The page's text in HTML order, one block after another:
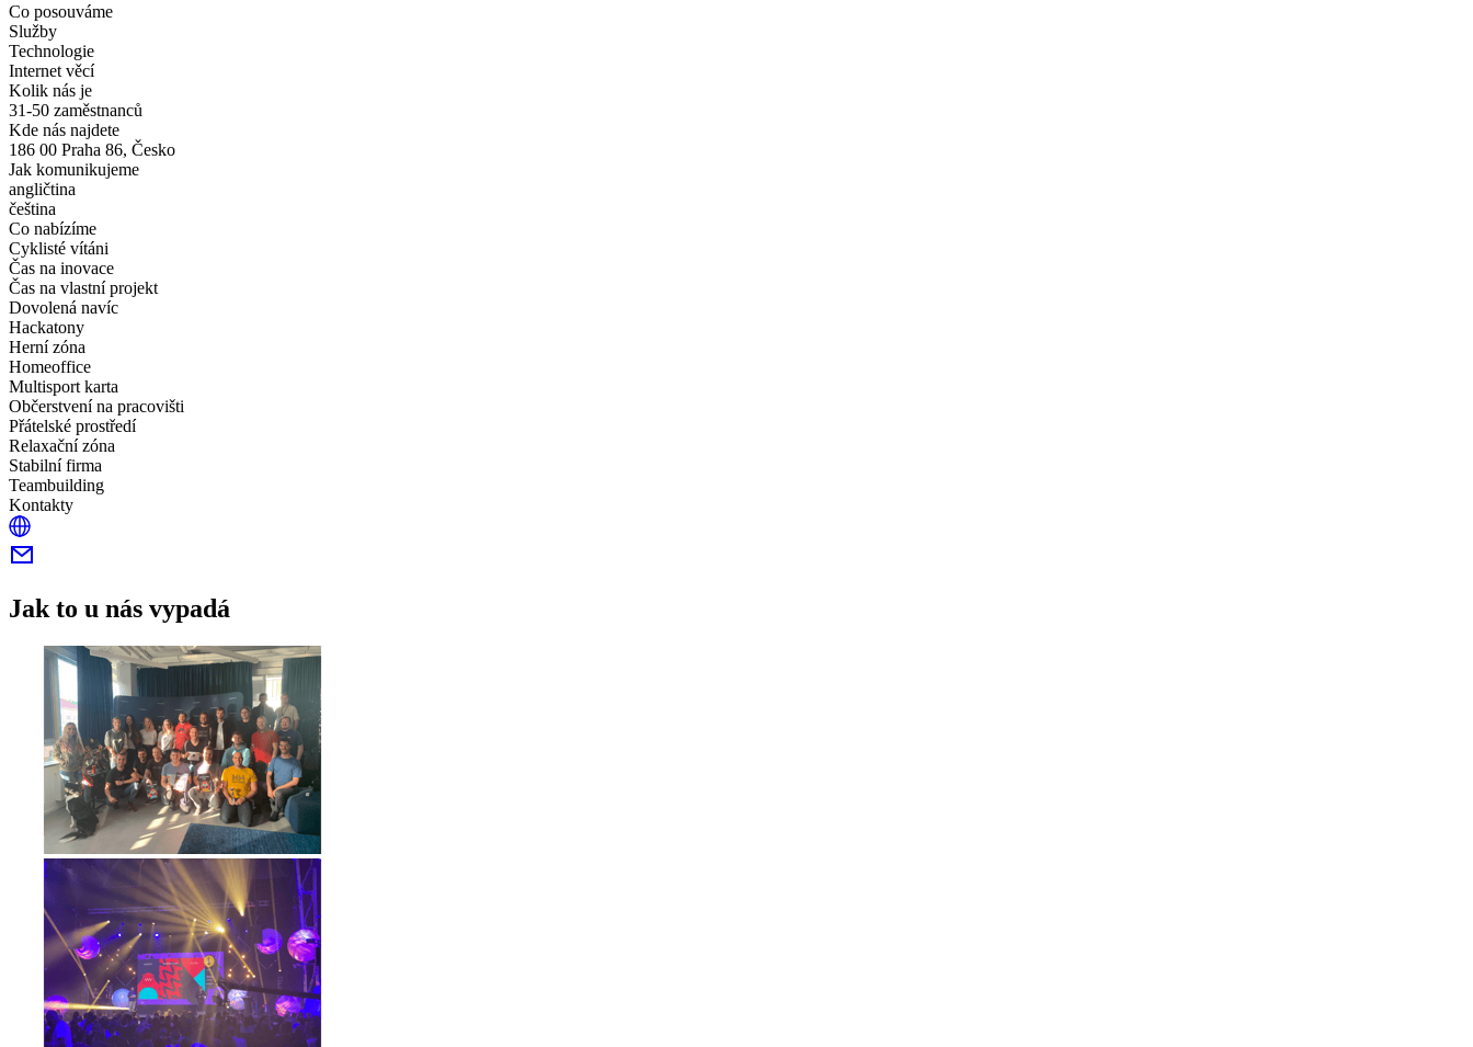
Co posouváme
Služby
Technologie
Internet věcí
Kolik nás je
31-50 zaměstnanců
Kde nás najdete
186 00 Praha 86, Česko
Jak komunikujeme
angličtina
čeština
Co nabízíme
Cyklisté vítáni
Čas na inovace
Čas na vlastní projekt
Dovolená navíc
Hackatony
Herní zóna
Homeoffice
Multisport karta
Občerstvení na pracovišti
Přátelské prostředí
Relaxační zóna
Stabilní firma
Teambuilding
Kontakty
Jak to u nás vypadá